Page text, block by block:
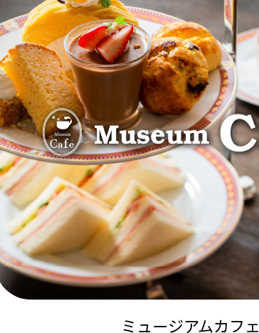
ミュージアムカフェ